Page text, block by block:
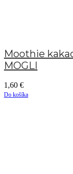
Moothie
MOGLI
1,60 €
Do košíka